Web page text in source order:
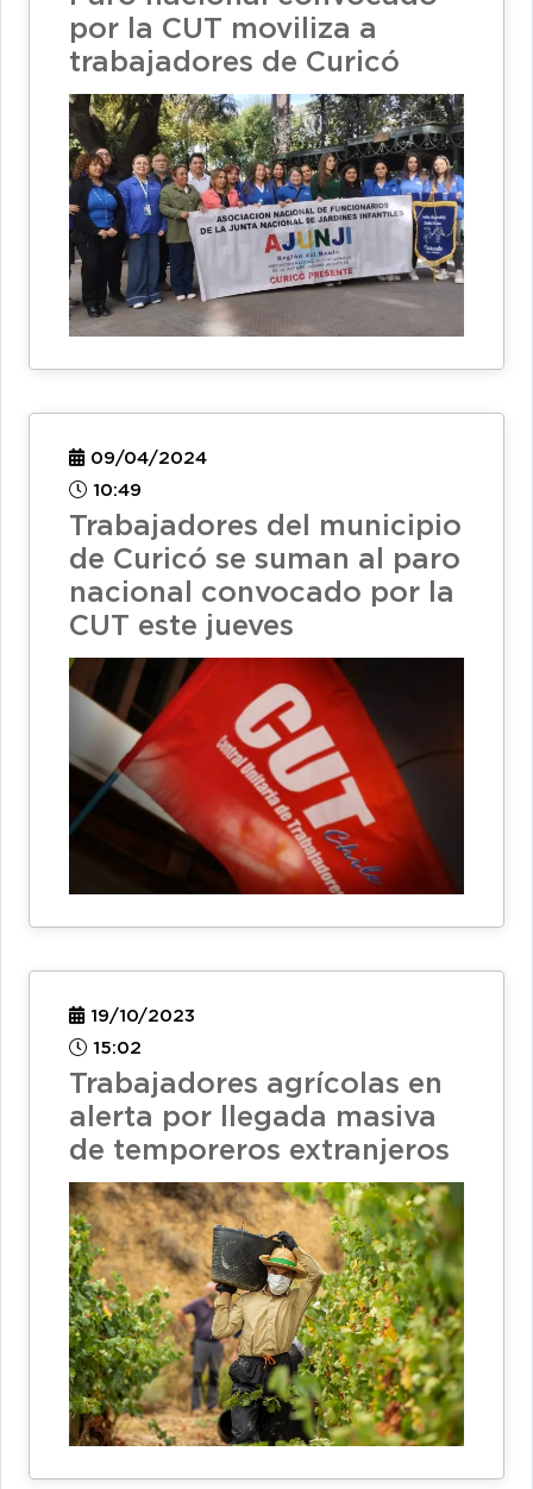
por la CUT moviliza a
trabajadores de Curicó
09/04/2024
10:49
Trabajadores del municipio
de Curicó se suman al paro
nacional convocado por la
CUT este jueves
19/10/2023
15:02
Trabajadores agrícolas en
alerta por llegada masiva
de temporeros extranjeros